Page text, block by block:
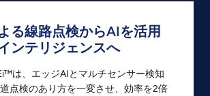
る線路点検からAIを活用
ンテリジェンスへ
は、エッジAIとマルチセンサー検知
点検のあり方を一変させ、効率を2倍